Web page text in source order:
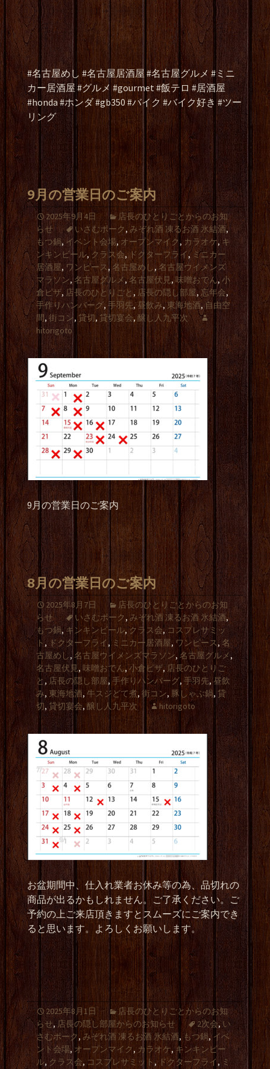
#名古屋めし #名古屋居酒屋 #名古屋グルメ #ミニ
カー居酒屋 #グルメ #gourmet #飯テロ #居酒屋
#honda #ホンダ #gb350 #バイク #バイク好き #ツー
リング
9月の営業日のご案内
2025年9月4日
店長のひとりごとからのお知
らせ
いさむポーク, みぞれ酒 凍るお酒 氷結酒,
もつ鍋, イベント会場,オープンマイク ,カラオケ, キ
ンキンビール, クラス会,ドクターフライ,ミニカー
居酒屋, ワンピース, 名古屋めし,名古屋ウイメンズ
マラソン,名古屋グルメ ,名古屋伏見, 味噌おでん, 小
倉ピザ, 店長のひとりごと , 店長の隠し部屋, 忘年会,
手作りハンバーグ, 手羽先,昼飲み, 東海地酒, 自由空
間, 街コン,貸切, 貸切宴会, 醸し人九平次
hitorigoto
9月の営業日のご案内
8月の営業日のご案内
2025年8月7日
店長のひとりごとからのお知
らせ
いさむポーク, みぞれ酒 凍るお酒 氷結酒,
もつ鍋,キンキンビール,クラス会,コスプレサミッ
ト,ドクターフライ,ミニカー居酒屋, ワンピース,名
古屋めし,名古屋ウイメンズマラソン,名古屋グルメ ,
名古屋伏見, 味噌おでん, 小倉ピザ, 店長のひとりご
と , 店長の隠し部屋, 手作りハンバーグ, 手羽先, 昼飲
み, 東海地酒, 牛スジどて煮, 街コン, 豚しゃぶ鍋, 貸
切,貸切宴会, 醸し人九平次 hitorigoto
お盆期間中、仕入れ業者お休み等の為、品切れの
商品が出るかもしれません。ご了承ください。ご
予約の上ご来店頂きますとスムーズにご案内でき
ると思います。よろしくお願いします。
2025年8月1日
店長のひとりごとからのお知
らせ,店長の隠し部屋からのお知らせ 2次会, い
さむポーク, みぞれ酒 凍るお酒 氷結酒, もつ鍋,イベ
ント会場, オープンマイク, カラオケ,キンキンビー
ル, クラス会, コスプレサミット , ドクターフライ, ミ